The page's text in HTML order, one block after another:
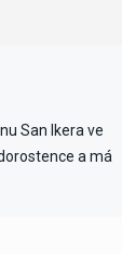
San Ikera ve
a má